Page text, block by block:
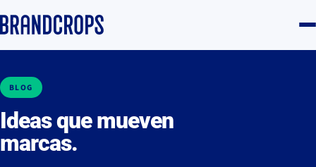
BLOG
Ideas que mueven
marcas.